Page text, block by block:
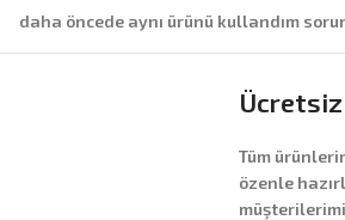
daha öncede aynı ürünü kullandım
Ücretsiz
Tüm
özenle